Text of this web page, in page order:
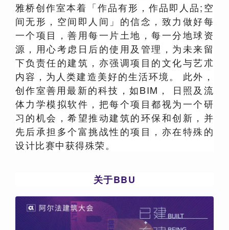
雅桥创作室本着「作品有形，作品即人品;空
间无形，空间即人间」的信念，致力做好每
一个项目，善用每一片土地，每一分地球资
源，用心考虑日后的使用及管理，为未来留
下负责任的建筑，亦强调项目的文化与艺朮
内容，为人类建造美好的生活环境。 此外，
创作室善用最新的科技，如BIM， 日照及流
体力学模拟软件，把每个项目都视为一个研
习的机会，希望推动建筑的环保和创新，并
先后承担多个富挑战性的项目，亦在特殊的
设计比赛中获得殊荣。
关于BBU